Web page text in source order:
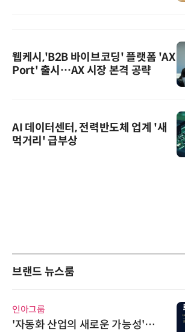
웹케시,'B2B 바이브코딩' 플랫폼 'AX
Port' 출시…AX 시장 본격 공략
AI 데이터센터, 전력반도체 업계 '새
먹거리' 급부상
브랜드 뉴스룸
인아그룹
'자동화 산업의 새로운 가능성'…